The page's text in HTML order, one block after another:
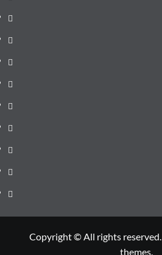
de
ultima
Administrație
locală
Actualitate
Justiție
Cultura
Sănătate
Litoral
Joburi
Politică
Comunicate
Copyright © All rights reserved.
themes.